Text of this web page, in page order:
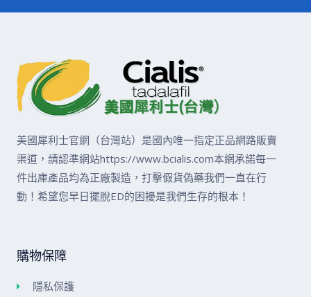
美國犀利士官網（台灣站）是國內唯一指定正品網路販賣
渠道，請認準網站https://www.bcialis.com本網承諾每一
件出庫產品均為正廠製造，打擊假貨偽藥我們一直在行
動！希望您早日擺脫ED的困擾是我們生存的根本！
購物保障
隱私保護